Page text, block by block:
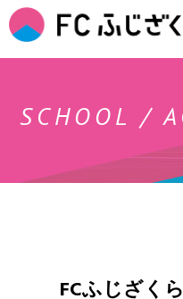
SCHOOL /
FCふじざく